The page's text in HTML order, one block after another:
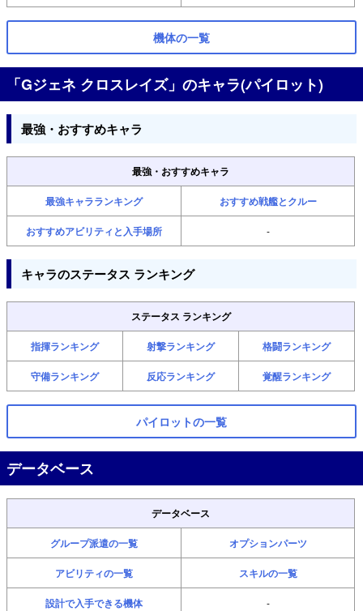
機体の一覧
「Gジェネ クロスレイズ」のキャラ(パイロット)
最強・おすすめキャラ
最強・おすすめキャラ
最強キャラランキング おすすめ戦艦とクルー
おすすめアビリティと入手場所 -
キャラのステータス ランキング
ステータス ランキング
指揮ランキング 射撃ランキング 格闘ランキング
守備ランキング 反応ランキング 覚醒ランキング
パイロットの一覧
データベース
データベース
グループ派遣の一覧 オプションパーツ
アビリティの一覧 スキルの一覧
設計で入手できる機体 -